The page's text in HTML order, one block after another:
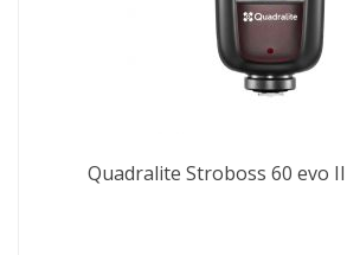
Quadralite Stroboss 60 evo II